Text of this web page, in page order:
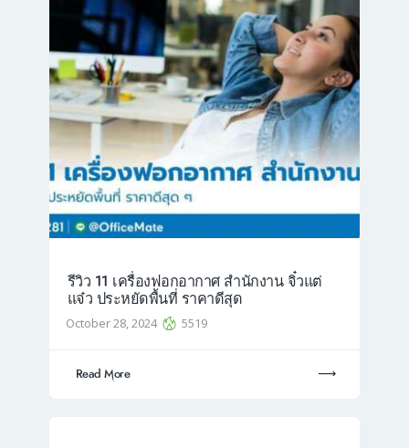
รีวิว 11 เครื่องฟอกอากาศ สำนักงาน จิ๋วแต่
แจ๋ว ประหยัดพื้นที่ ราคาดีสุด
October 28, 2024 5519
Read More